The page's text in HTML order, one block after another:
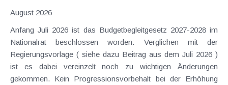
August 2026
Anfang Juli 2026 ist das Budgetbegleitgesetz 2027-2028 im
Nationalrat beschlossen worden. Verglichen mit der
Regierungsvorlage ( siehe dazu Beitrag aus dem Juli 2026 )
ist es dabei vereinzelt noch zu wichtigen Änderungen
gekommen. Kein Progressionsvorbehalt bei der Erhöhung